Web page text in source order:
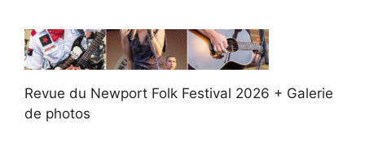
Revue du Newport Folk Festival 2026 + Galerie
de photos